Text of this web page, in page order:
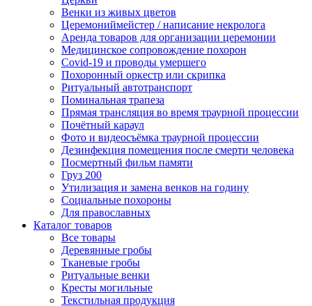
Венки из живых цветов
Церемониймейстер / написание некролога
Аренда товаров для организации церемонии
Медицинское сопровождение похорон
Covid-19 и проводы умершего
Похоронный оркестр или скрипка
Ритуальный автотранспорт
Поминальная трапеза
Прямая трансляция во время траурной процессии
Почётный караул
Фото и видеосъёмка траурной процессии
Дезинфекция помещения после смерти человека
Посмертный фильм памяти
Груз 200
Утилизация и замена венков на годину
Социальные похороны
Для православных
Каталог товаров
Все товары
Деревянные гробы
Тканевые гробы
Ритуальные венки
Кресты могильные
Текстильная продукция